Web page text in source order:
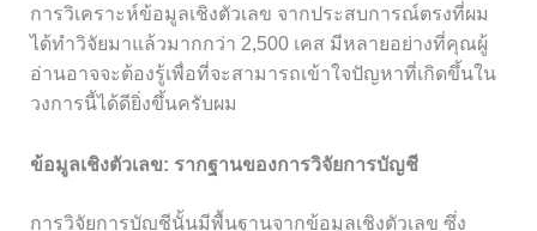
การวิเคราะห์ข้อมูลเชิงตัวเลข จากประสบการณ์ตรงที่ผม
ได้ทำวิจัยมาแล้วมากกว่า 2,500 เคส มีหลายอย่างที่คุณผู้
อ่านอาจจะต้องรู้เพื่อที่จะสามารถเข้าใจปัญหาที่เกิดขึ้นใน
วงการนี้ได้ดียิ่งขึ้นครับผม
ข้อมูลเชิงตัวเลข: รากฐานของการวิจัยการบัญชี
การวิจัยการบัญชีนั้นมีพื้นฐานจากข้อมูลเชิงตัวเลข ซึ่ง